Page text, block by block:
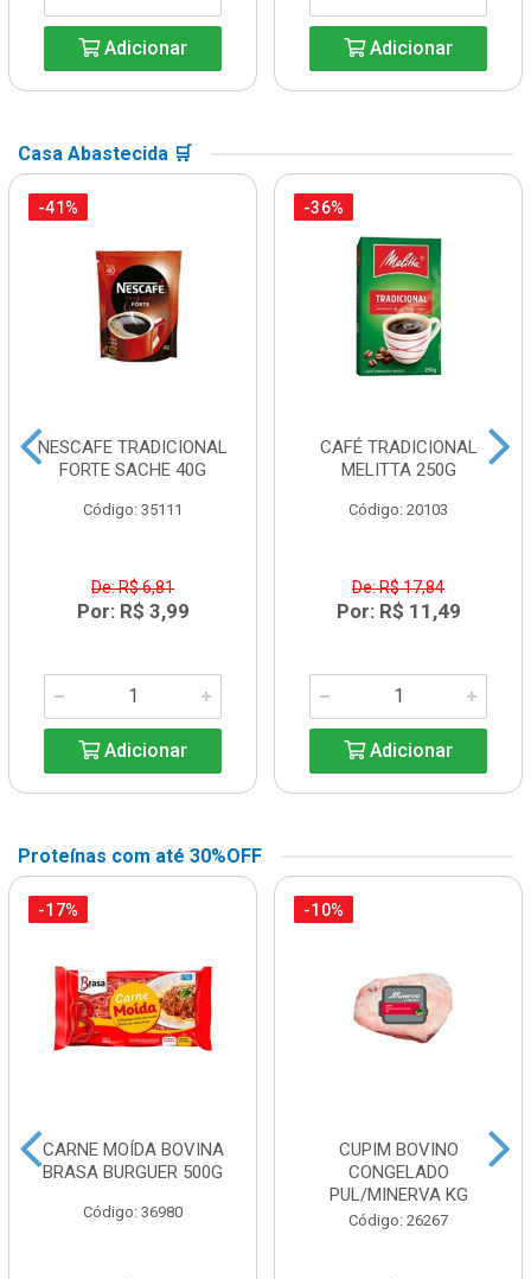
Adicionar Adicionar
Casa Abastecida 🛒
-41%
NESCAFE TRADICIONAL
FORTE SACHE 40G
Código: 35111
De: R$ 6,81
Por: R$ 3,99
Adicionar
-36%
CAFÉ TRADICIONAL
MELITTA 250G
Código: 20103
De: R$ 17,84
Por: R$ 11,49
Adicionar
Proteínas com até 30%OFF
-17%
CARNE MOÍDA BOVINA
BRASA BURGUER 500G
Código: 36980
-10%
CUPIM BOVINO
CONGELADO
PUL/MINERVA KG
Código: 26267